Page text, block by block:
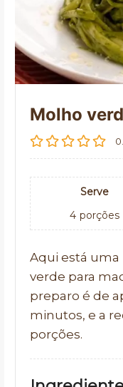
Molho
Serve
4 porções
Aqui está
verde para
preparo é de
minutos, e a
porções.